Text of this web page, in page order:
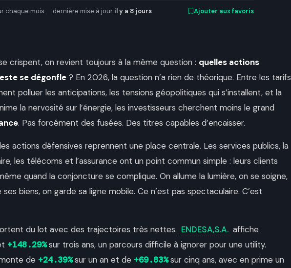
chaque mois — dernière mise à jour il y a 8 jours Ajouter aux favoris
crispent, on revient toujours à la même question : quelles actions
se dégonfle ? En 2026, la question n’a rien de théorique. Entre les tarifs
polluer les anticipations, les tensions géopolitiques qui s’installent, et la
la nervosité sur l’énergie, les investisseurs cherchent moins le grand
. Pas forcément des fusées. Des titres capables d’encaisser.
actions défensives reprennent une place centrale. Les services publics, la
les télécoms et l’assurance ont un point commun simple : leurs clients
quand la conjoncture se complique. On allume la lumière, on se soigne,
biens, on garde sa ligne mobile. Ce n’est pas spectaculaire. C’est
du lot avec des trajectoires très nettes. ENDESA,S.A. affiche
+148.29%sur trois ans, un parcours difficile à ignorer pour une utility.
de +24.39%sur un an et de +69.83%sur cinq ans, avec en prime un